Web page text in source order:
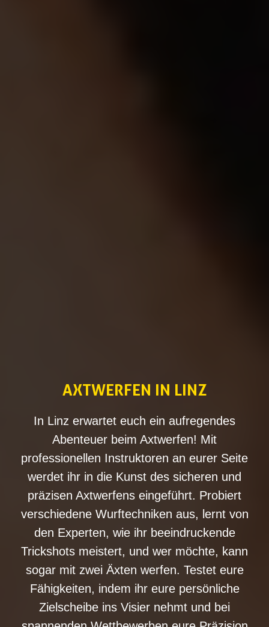
AXTWERFEN IN LINZ
In Linz erwartet euch ein aufregendes
Abenteuer beim Axtwerfen! Mit
professionellen Instruktoren an eurer Seite
werdet ihr in die Kunst des sicheren und
präzisen Axtwerfens eingeführt. Probiert
verschiedene Wurftechniken aus, lernt von
den Experten, wie ihr beeindruckende
Trickshots meistert, und wer möchte, kann
sogar mit zwei Äxten werfen. Testet eure
Fähigkeiten, indem ihr eure persönliche
Zielscheibe ins Visier nehmt und bei